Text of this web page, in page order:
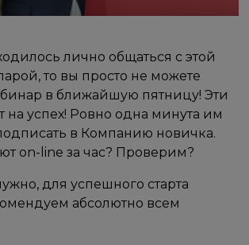
лично общаться с этой
то вы просто не можете
в ближайшую пятницу! Эти
на успех! Ровно одна минута им
в Компанию новичка.
on-line за час? Проверим?
для успешного старта
абсолютно всем